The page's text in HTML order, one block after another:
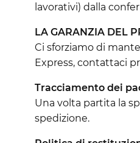
lavorativi) dalla
LA GARANZIA DEL
Ci sforziamo di
Express, contattaci
Tracciamento dei
Una volta partita la
spedizione.